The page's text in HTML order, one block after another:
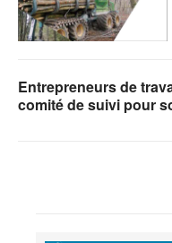
Entrepreneurs de
comité de suivi pour